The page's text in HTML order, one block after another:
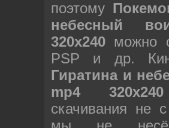
поэтому
небесный
320х240 можно
PSP и др.
Гиратина и
mp4 320х240
скачивания не